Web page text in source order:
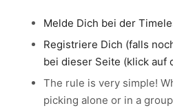
Melde Dich bei der
Registriere Dich (falls
bei dieser Seite (klick auf
The rule is very simple!
picking alone or in a